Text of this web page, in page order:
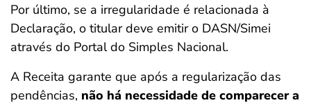
Por último, se a irregularidade é relacionada à
Declaração, o titular deve emitir o DASN/Simei
através do Portal do Simples Nacional.
A Receita garante que após a regularização das
pendências, não há necessidade de comparecer a